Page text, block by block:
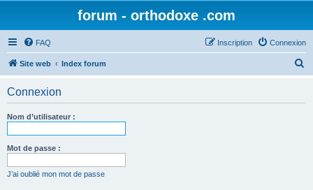
forum - orthodoxe .com
FAQ Connexion
Inscription
Site web Index forum
Connexion
Nom d’utilisateur :
Mot de passe :
J’ai oublié mon mot de passe